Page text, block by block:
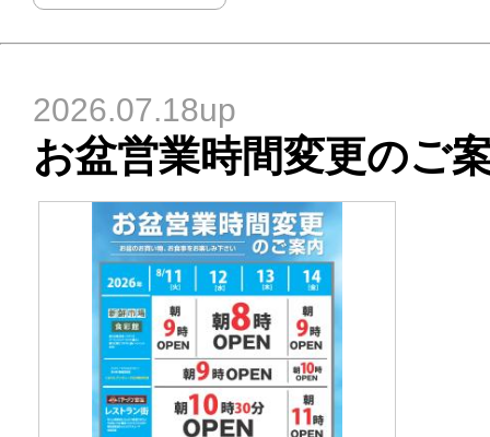
2026.07.18up
お盆営業時間変更のご